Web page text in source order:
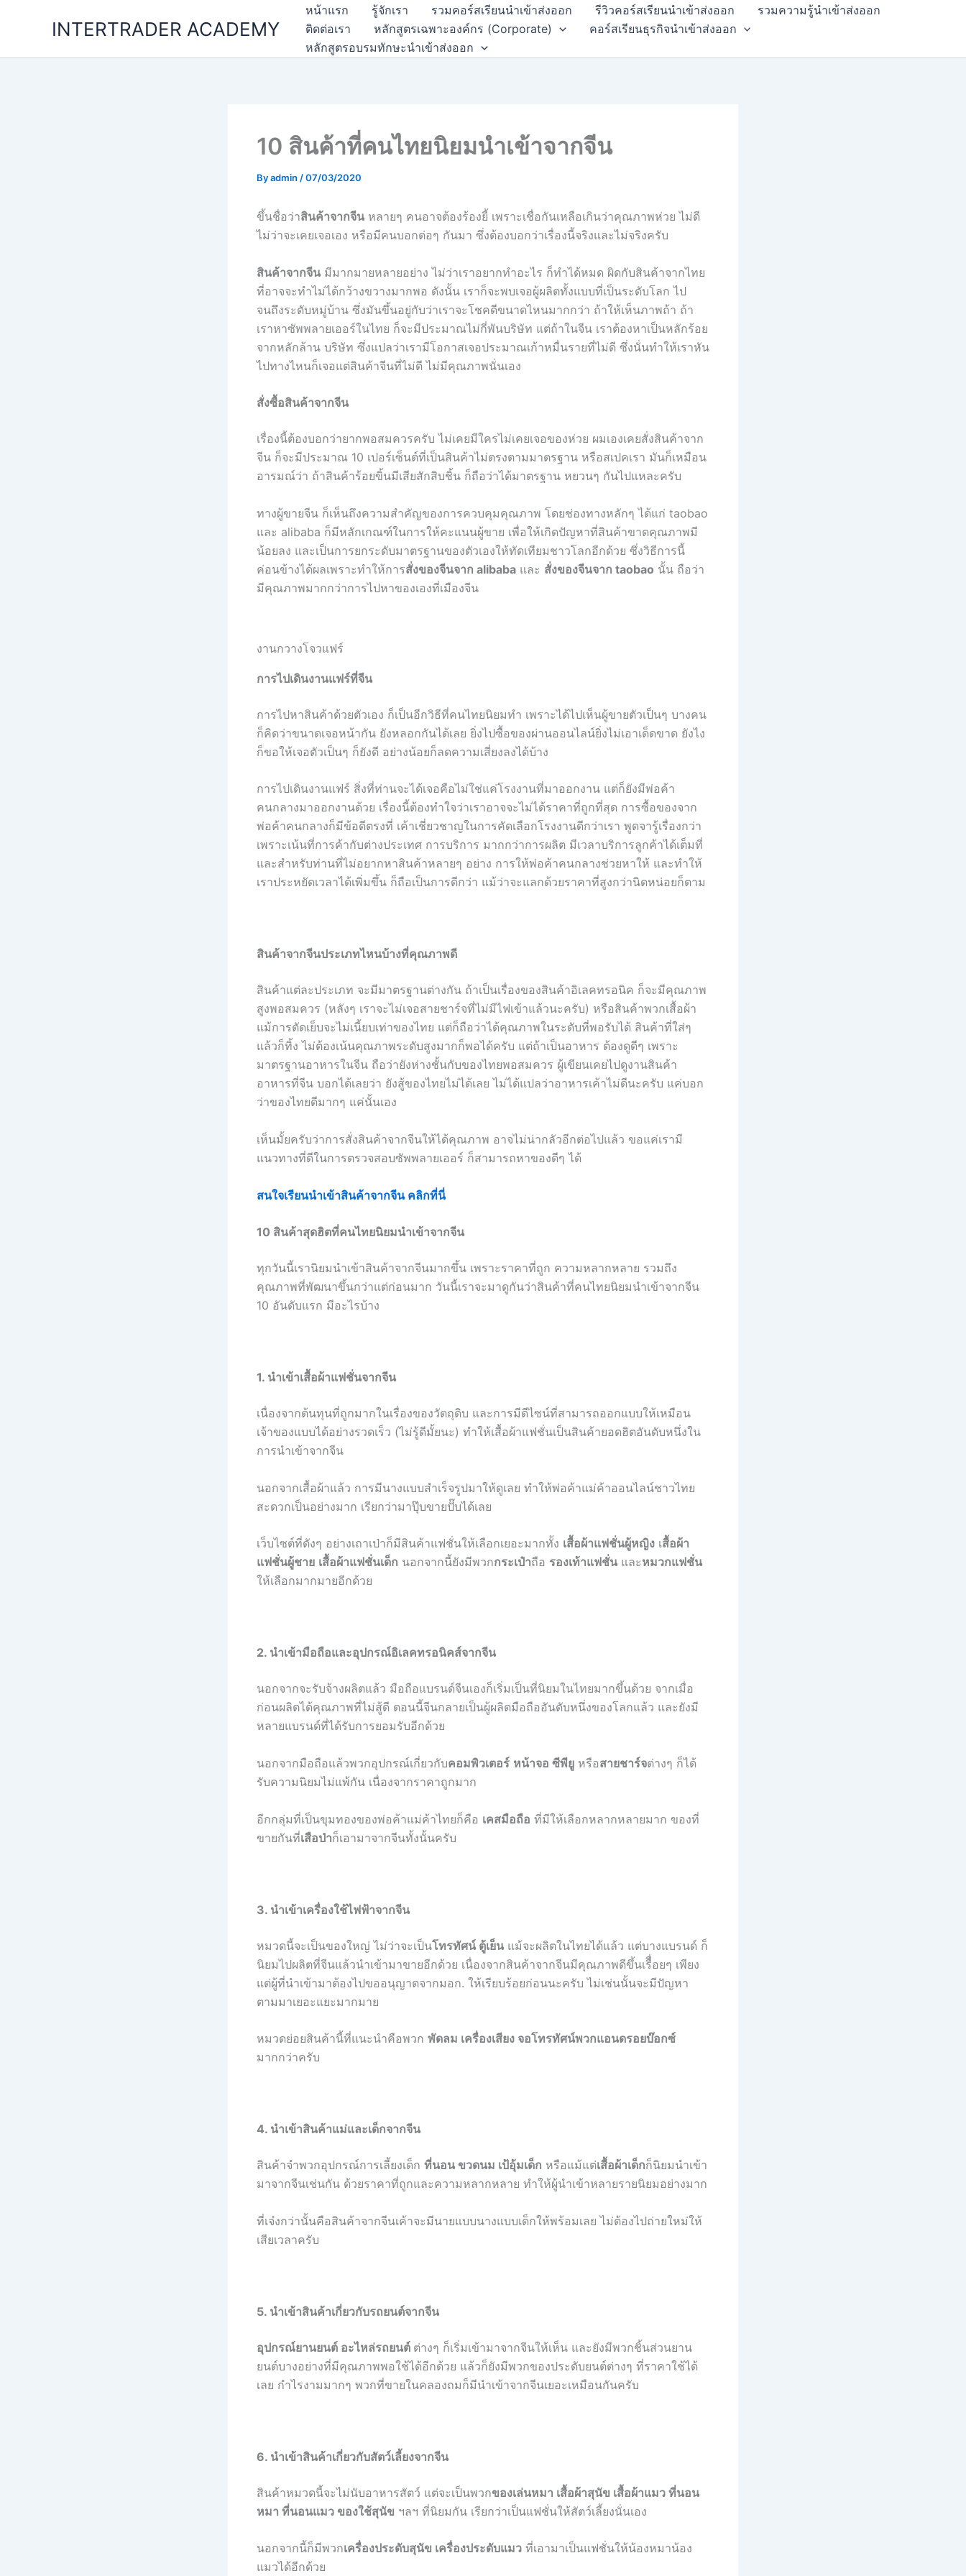
INTERTRADER ACADEMY
หน้าแรก รู้จักเรา รวมคอร์สเรียนนำเข้าส่งออก รีวิวคอร์สเรียนนำเข้าส่งออก
รวมความรู้นำเข้าส่งออก
ติดต่อเรา
หลักสูตรเฉพาะองค์กร (Corporate)
คอร์สเรียนธุรกิจนำเข้าส่งออก
หลักสูตรอบรมทักษะนำเข้าส่งออก
10 สินค้าที่คนไทยนิยมนำเข้าจากจีน
Byadmin /07/03/2020
ขึ้นชื่อว่าสินค้าจากจีน หลายๆ คนอาจต้องร้องยี้ เพราะเชื่อกันเหลือเกินว่าคุณภาพห่วย ไม่ดี
ไม่ว่าจะเคยเจอเอง หรือมีคนบอกต่อๆ กันมา ซึ่งต้องบอกว่าเรื่องนี้จริงและไม่จริงครับ
สินค้าจากจีน มีมากมายหลายอย่าง ไม่ว่าเราอยากทำอะไร ก็ทำได้หมด ผิดกับสินค้าจากไทย
ที่อาจจะทำไม่ได้กว้างขวางมากพอ ดังนั้น เราก็จะพบเจอผู้ผลิตทั้งแบบที่เป็นระดับโลก ไป
จนถึงระดับหมู่บ้าน ซึ่งมันขึ้นอยู่กับว่าเราจะโชคดีขนาดไหนมากกว่า ถ้าให้เห็นภาพถ้า ถ้า
เราหาซัพพลายเออร์ในไทย ก็จะมีประมาณไม่กี่พันบริษัท แต่ถ้าในจีน เราต้องหาเป็นหลักร้อย
จากหลักล้าน บริษัท ซึ่งแปลว่าเรามีโอกาสเจอประมาณเก้าหมื่นรายที่ไม่ดี ซึ่งนั่นทำให้เราหัน
ไปทางไหนก็เจอแต่สินค้าจีนที่ไม่ดี ไม่มีคุณภาพนั่นเอง
สั่งซื้อสินค้าจากจีน
เรื่องนี้ต้องบอกว่ายากพอสมควรครับ ไม่เคยมีใครไม่เคยเจอของห่วย ผมเองเคยสั่งสินค้าจาก
จีน ก็จะมีประมาณ 10 เปอร์เซ็นต์ที่เป็นสินค้าไม่ตรงตามมาตรฐาน หรือสเปคเรา มันก็เหมือน
อารมณ์ว่า ถ้าสินค้าร้อยขิ้นมีเสียสักสิบชิ้น ก็ถือว่าได้มาตรฐาน หยวนๆ กันไปแหละครับ
ทางผู้ขายจีน ก็เห็นถึงความสำคัญของการควบคุมคุณภาพ โดยช่องทางหลักๆ ได้แก่ taobao
และ alibaba ก็มีหลักเกณฑ์ในการให้คะแนนผู้ขาย เพื่อให้เกิดปัญหาที่สินค้าขาดคุณภาพมี
น้อยลง และเป็นการยกระดับมาตรฐานของตัวเองให้ทัดเทียมชาวโลกอีกด้วย ซึ่งวิธีการนี้
ค่อนข้างได้ผลเพราะทำให้การสั่งของจีนจาก alibaba และ สั่งของจีนจาก taobao นั้น ถือว่า
มีคุณภาพมากกว่าการไปหาของเองที่เมืองจีน
งานกวางโจวแฟร์
การไปเดินงานแฟร์ที่จีน
การไปหาสินค้าด้วยตัวเอง ก็เป็นอีกวิธีที่คนไทยนิยมทำ เพราะได้ไปเห็นผู้ขายตัวเป็นๆ บางคน
ก็คิดว่าขนาดเจอหน้ากัน ยังหลอกกันได้เลย ยิ่งไปซื้อของผ่านออนไลน์ยิ่งไม่เอาเด็ดขาด ยังไง
ก็ขอให้เจอตัวเป็นๆ ก็ยังดี อย่างน้อยก็ลดความเสี่ยงลงได้บ้าง
การไปเดินงานแฟร์ สิ่งที่ท่านจะได้เจอคือไม่ใช่แค่โรงงานที่มาออกงาน แต่ก็ยังมีพ่อค้า
คนกลางมาออกงานด้วย เรื่องนี้ต้องทำใจว่าเราอาจจะไม่ได้ราคาที่ถูกที่สุด การซื้อของจาก
พ่อค้าคนกลางก็มีข้อดีตรงที่ เค้าเชี่ยวชาญในการคัดเลือกโรงงานดีกว่าเรา พูดจารู้เรื่องกว่า
เพราะเน้นที่การค้ากับต่างประเทศ การบริการ มากกว่าการผลิต มีเวลาบริการลูกค้าได้เต็มที่
และสำหรับท่านที่ไม่อยากหาสินค้าหลายๆ อย่าง การให้พ่อค้าคนกลางช่วยหาให้ และทำให้
เราประหยัดเวลาได้เพิ่มขึ้น ก็ถือเป็นการดีกว่า แม้ว่าจะแลกด้วยราคาที่สูงกว่านิดหน่อยก็ตาม
สินค้าจากจีนประเภทไหนบ้างที่คุณภาพดี
สินค้าแต่ละประเภท จะมีมาตรฐานต่างกัน ถ้าเป็นเรื่องของสินค้าอิเลคทรอนิค ก็จะมีคุณภาพ
สูงพอสมควร (หลังๆ เราจะไม่เจอสายชาร์จที่ไม่มีไฟเข้าแล้วนะครับ) หรือสินค้าพวกเสื้อผ้า
แม้การตัดเย็บจะไม่เนี้ยบเท่าของไทย แต่ก็ถือว่าได้คุณภาพในระดับที่พอรับได้ สินค้าที่ใส่ๆ
แล้วก็ทิ้ง ไม่ต้องเน้นคุณภาพระดับสูงมากก็พอได้ครับ แต่ถ้าเป็นอาหาร ต้องดูดีๆ เพราะ
มาตรฐานอาหารในจีน ถือว่ายังห่างชั้นกับของไทยพอสมควร ผู้เขียนเคยไปดูงานสินค้า
อาหารที่จีน บอกได้เลยว่า ยังสู้ของไทยไม่ได้เลย ไม่ได้แปลว่าอาหารเค้าไม่ดีนะครับ แค่บอก
ว่าของไทยดีมากๆ แค่นั้นเอง
เห็นมั้ยครับว่าการสั่งสินค้าจากจีนให้ได้คุณภาพ อาจไม่น่ากลัวอีกต่อไปแล้ว ขอแค่เรามี
แนวทางที่ดีในการตรวจสอบซัพพลายเออร์ ก็สามารถหาของดีๆ ได้
สนใจเรียนนำเข้าสินค้าจากจีน คลิกที่นี่
10 สินค้าสุดฮิตที่คนไทยนิยมนำเข้าจากจีน
ทุกวันนี้เรานิยมนำเข้าสินค้าจากจีนมากขึ้น เพราะราคาที่ถูก ความหลากหลาย รวมถึง
คุณภาพที่พัฒนาขึ้นกว่าแต่ก่อนมาก วันนี้เราจะมาดูกันว่าสินค้าที่คนไทยนิยมนำเข้าจากจีน
10 อันดับแรก มีอะไรบ้าง
1. นำเข้าเสื้อผ้าแฟชั่นจากจีน
เนื่องจากต้นทุนที่ถูกมากในเรื่องของวัตถุดิบ และการมีดีไซน์ที่สามารถออกแบบให้เหมือน
เจ้าของแบบได้อย่างรวดเร็ว (ไม่รู้ดีมั้ยนะ) ทำให้เสื้อผ้าแฟชั่นเป็นสินค้ายอดฮิตอันดับหนึ่งใน
การนำเข้าจากจีน
นอกจากเสื้อผ้าแล้ว การมีนางแบบสำเร็จรูปมาให้ดูเลย ทำให้พ่อค้าแม่ค้าออนไลน์ชาวไทย
สะดวกเป็นอย่างมาก เรียกว่ามาปุ๊บขายปั๊บได้เลย
เว็บไซต์ที่ดังๆ อย่างเถาเป่าก็มีสินค้าแฟชั่นให้เลือกเยอะมากทั้ง เสื้อผ้าแฟชั่นผู้หญิง เสื้อผ้า
แฟชั่นผู้ชาย เสื้อผ้าแฟชั่นเด็ก นอกจากนี้ยังมีพวกกระเป๋าถือ รองเท้าแฟชั่น และหมวกแฟชั่น
ให้เลือกมากมายอีกด้วย
2. นำเข้ามือถือและอุปกรณ์อิเลคทรอนิคส์จากจีน
นอกจากจะรับจ้างผลิตแล้ว มือถือแบรนด์จีนเองก็เริ่มเป็นที่นิยมในไทยมากขึ้นด้วย จากเมื่อ
ก่อนผลิตได้คุณภาพที่ไม่สู้ดี ตอนนี้จีนกลายเป็นผู้ผลิตมือถืออันดับหนึ่งของโลกแล้ว และยังมี
หลายแบรนด์ที่ได้รับการยอมรับอีกด้วย
นอกจากมือถือแล้วพวกอุปกรณ์เกี่ยวกับคอมพิวเตอร์ หน้าจอ ซีพียู หรือสายชาร์จต่างๆ ก็ได้
รับความนิยมไม่แพ้กัน เนื่องจากราคาถูกมาก
อีกกลุ่มที่เป็นขุมทองของพ่อค้าแม่ค้าไทยก็คือ เคสมือถือ ที่มีให้เลือกหลากหลายมาก ของที่
ขายกันที่เสือป่าก็เอามาจากจีนทั้งนั้นครับ
3. นำเข้าเครื่องใช้ไฟฟ้าจากจีน
หมวดนี้จะเป็นของใหญ่ ไม่ว่าจะเป็นโทรทัศน์ ตู้เย็น แม้จะผลิตในไทยได้แล้ว แต่บางแบรนด์ ก็
นิยมไปผลิตที่จีนแล้วนำเข้ามาขายอีกด้วย เนื่องจากสินค้าจากจีนมีคุณภาพดีขึ้นเรืื่อยๆ เพียง
แต่ผู้ที่นำเข้ามาต้องไปขออนุญาตจากมอก. ให้เรียบร้อยก่อนนะครับ ไม่เช่นนั้นจะมีปัญหา
ตามมาเยอะแยะมากมาย
หมวดย่อยสินค้านี้ที่แนะนำคือพวก พัดลม เครื่องเสียง จอโทรทัศน์พวกแอนดรอยบ๊อกซ์
มากกว่าครับ
4. นำเข้าสินค้าแม่และเด็กจากจีน
สินค้าจำพวกอุปกรณ์การเลี้ยงเด็ก ที่นอน ขวดนม เป้อุ้มเด็ก หรือแม้แต่เสื้อผ้าเด็กก็นิยมนำเข้า
มาจากจีนเช่นกัน ด้วยราคาที่ถูกและความหลากหลาย ทำให้ผู้นำเข้าหลายรายนิยมอย่างมาก
ที่เจ๋งกว่านั้นคือสินค้าจากจีนเค้าจะมีนายแบบนางแบบเด็กให้พร้อมเลย ไม่ต้องไปถ่ายใหม่ให้
เสียเวลาครับ
5. นำเข้าสินค้าเกี่ยวกับรถยนต์จากจีน
อุปกรณ์ยานยนต์ อะไหล่รถยนต์ ต่างๆ ก็เริ่มเข้ามาจากจีนให้เห็น และยังมีพวกชิ้นส่วนยาน
ยนต์บางอย่างที่มีคุณภาพพอใช้ได้อีกด้วย แล้วก็ยังมีพวกของประดับยนต์ต่างๆ ที่ราคาใช้ได้
เลย กำไรงามมากๆ พวกที่ขายในคลองถมก็มีนำเข้าจากจีนเยอะเหมือนกันครับ
6. นำเข้าสินค้าเกี่ยวกับสัตว์เลี้ยงจากจีน
สินค้าหมวดนี้จะไม่นับอาหารสัตว์ แต่จะเป็นพวกของเล่นหมา เสื้อผ้าสุนัข เสื้อผ้าแมว ที่นอน
หมา ที่นอนแมว ของใช้สุนัข ฯลฯ ที่นิยมกัน เรียกว่าเป็นแฟชั่นให้สัตว์เลี้ยงนั่นเอง
นอกจากนี้ก็มีพวกเครื่องประดับสุนัข เครื่องประดับแมว ที่เอามาเป็นแฟชั่นให้น้องหมาน้อง
แมวได้อีกด้วย